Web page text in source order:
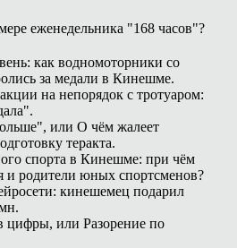
еженедельника "168 часов"?
как водномоторники со
за медали в Кинешме.
на непорядок с тротуаром:
или О чём жалеет
теракта.
спорта в Кинешме: при чём
и родители юных спортсменов?
кинешемец подарил
цифры, или Разорение по